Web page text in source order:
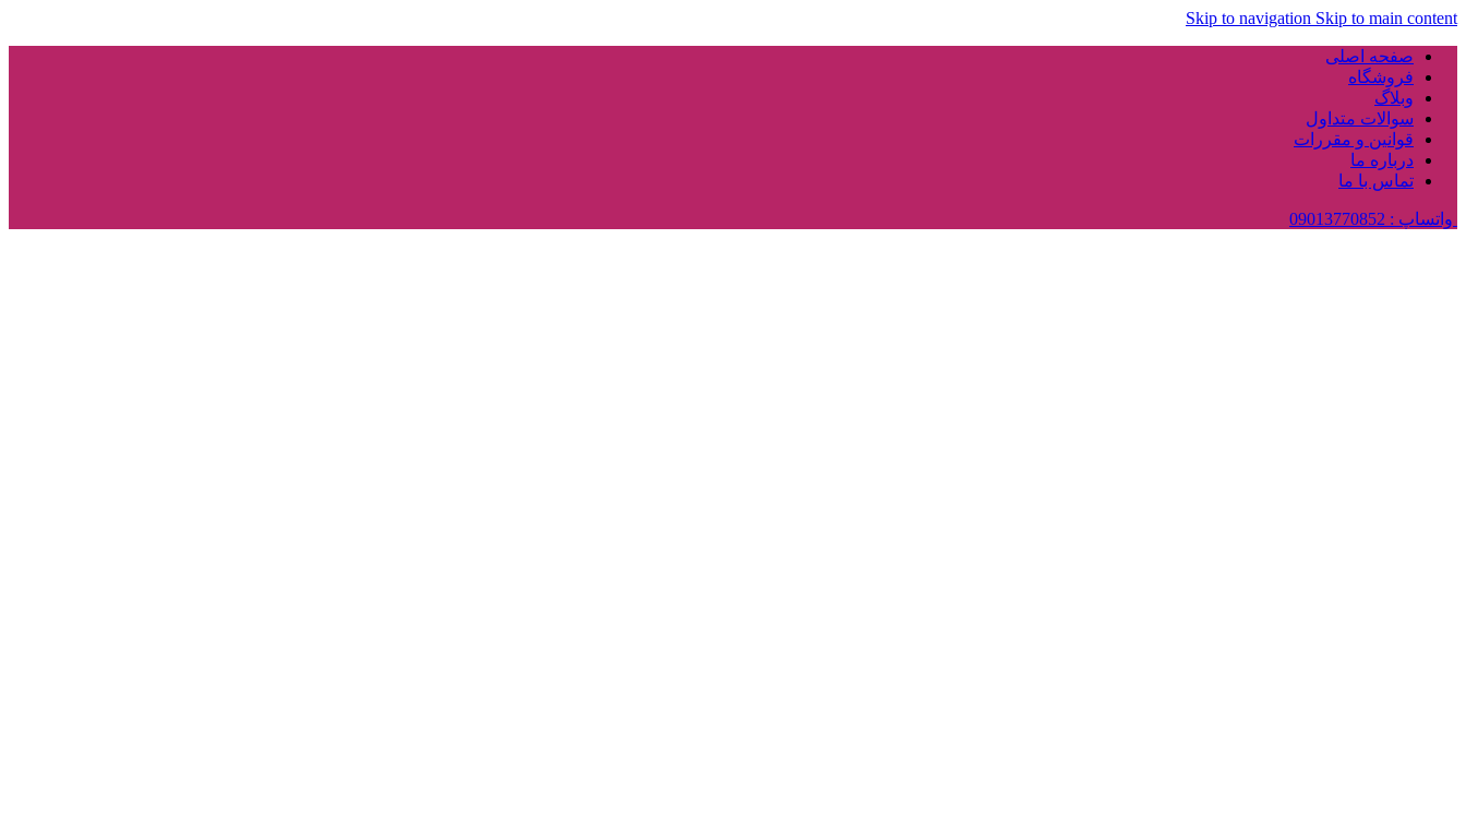
Skip to navigation Skip to main content
صفحه اصلی
فروشگاه
وبلاگ
سوالات متداول
قوانین و مقررات
درباره ما
تماس با ما
واتساپ : 09013770852